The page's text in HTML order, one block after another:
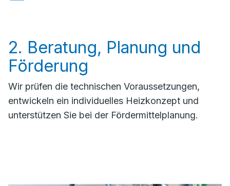
2. Beratung, Planung und
Förderung
Wir prüfen die technischen Voraussetzungen,
entwickeln ein individuelles Heizkonzept und
unterstützen Sie bei der Fördermittelplanung.